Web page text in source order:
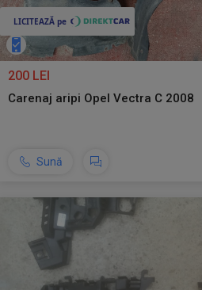
200 LEI
Carenaj aripi Opel Vectra C 2008
Sună